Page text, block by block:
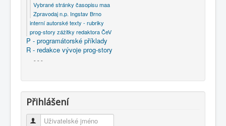
Vybrané stránky časopisu maa
Zpravodaj n.p. Ingstav Brno
interní autorské texty - rubriky
prog-story zážitky redaktora ČeV
P - programátorské příklady
R - redakce vývoje prog-story
- - -
Přihlášení
Uživatelské jméno